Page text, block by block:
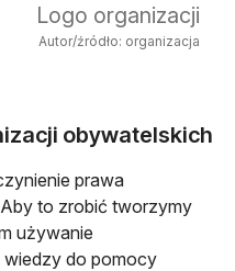
Logo organizacji
Autor/źródło: organizacja
obywatelskich
prawa
to zrobić tworzymy
używanie
wiedzy do pomocy